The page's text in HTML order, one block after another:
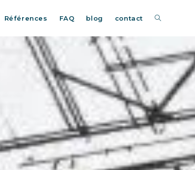
Références FAQ blog contact